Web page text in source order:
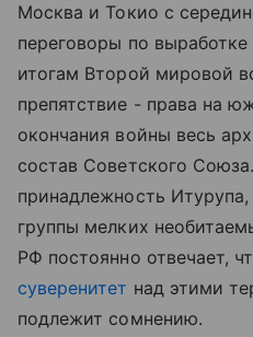
Москва и Токио с
переговоры по
итогам Второй мировой
препятствие - права на
окончания войны весь
состав Советского
принадлежность
группы мелких
РФ постоянно отвечает,
суверенитет над этими
подлежит сомнению.